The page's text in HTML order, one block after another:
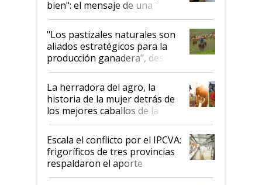
bien": el mensaje de una
ganadera uruguaya sobre las
oportunidades que se abren
para el agro en Argentina, con
foco en la carne
"Los pastizales naturales son
aliados estratégicos para la
producción ganadera", destaca
la iniciativa que ya reúne a 46
establecimientos en Argentina
La herradora del agro, la
historia de la mujer detrás de
los mejores caballos de la
Argentina y los mitos que
todavía hacen sufrir a estos
animales: "Mientras me
descalificaban, yo seguí
haciendo currículum"
Escala el conflicto por el IPCVA:
frigoríficos de tres provincias
respaldaron el aporte
obligatorio